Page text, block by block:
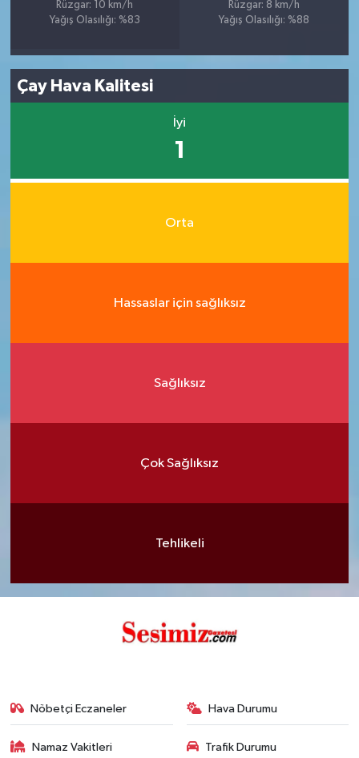
Rüzgar: 10 km/h
Yağış Olasılığı: %83
Rüzgar: 8 km/h
Yağış Olasılığı: %88
Çay Hava Kalitesi
İyi
1
Orta
Hassaslar için sağlıksız
Sağlıksız
Çok Sağlıksız
Tehlikeli
Nöbetçi Eczaneler Hava Durumu
Namaz Vakitleri Trafik Durumu